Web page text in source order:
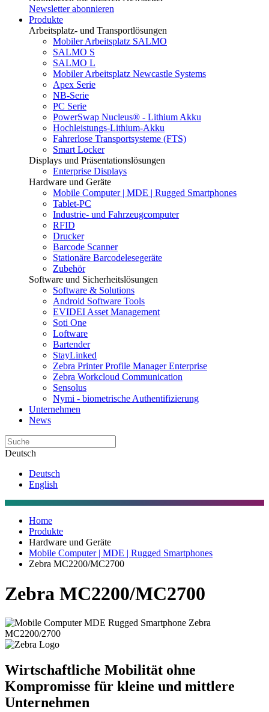
Newsletter abonnieren
Produkte
Arbeitsplatz- und Transportlösungen
Mobiler Arbeitsplatz SALMO
SALMO S
SALMO L
Mobiler Arbeitsplatz Newcastle Systems
Apex Serie
NB-Serie
PC Serie
PowerSwap Nucleus® - Lithium Akku
Hochleistungs-Lithium-Akku
Fahrerlose Transportsysteme (FTS)
Smart Locker
Displays und Präsentationslösungen
Enterprise Displays
Hardware und Geräte
Mobile Computer | MDE | Rugged Smartphones
Tablet-PC
Industrie- und Fahrzeugcomputer
RFID
Drucker
Barcode Scanner
Stationäre Barcodelesegeräte
Zubehör
Software und Sicherheitslösungen
Software & Solutions
Android Software Tools
EVIDEI Asset Management
Soti One
Loftware
Bartender
StayLinked
Zebra Printer Profile Manager Enterprise
Zebra Workcloud Communication
Sensolus
Nymi - biometrische Authentifizierung
Unternehmen
News
Deutsch
Deutsch
English
Home
Produkte
Hardware und Geräte
Mobile Computer | MDE | Rugged Smartphones
Zebra MC2200/MC2700
Zebra MC2200/MC2700
Wirtschaftliche Mobilität ohne
Kompromisse für kleine und mittlere
Unternehmen